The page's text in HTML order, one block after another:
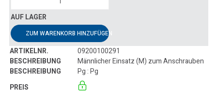
ZUM WARENKORB HINZUFÜGEN
09200100291
Männlicher Einsatz (M) zum Anschrauben
Pg : Pg